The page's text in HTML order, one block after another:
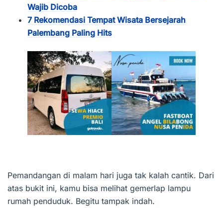
Wajib Dicoba
7 Rekomendasi Tempat Wisata Bersejarah
Palembang Paling Hits
Pemandangan di malam hari juga tak kalah cantik. Dari
atas bukit ini, kamu bisa melihat gemerlap lampu
rumah penduduk. Begitu tampak indah.